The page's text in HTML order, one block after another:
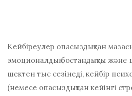
Кейбіреулер опасыздықтан
эмоционалдық бостандықты
шектен тыс сезінеді, кейбір
(немесе опасыздықтан кейінгі